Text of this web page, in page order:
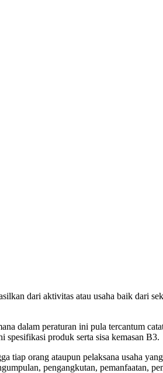
dari aktivitas atau usaha baik dari
dalam peraturan ini pula tercantum
produk serta sisa kemasan B3.
tiap orang ataupun pelaksana usaha
pengangkutan, pemanfaatan,